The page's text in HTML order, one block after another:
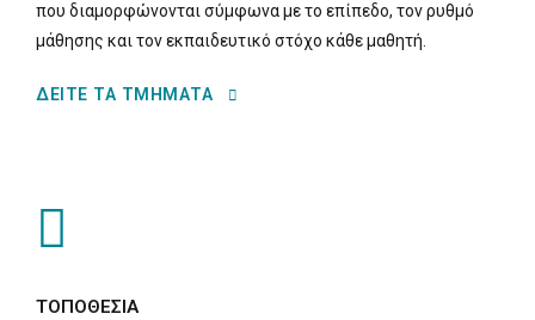
που διαμορφώνονται σύμφωνα με το επίπεδο, τον ρυθμό
μάθησης και τον εκπαιδευτικό στόχο κάθε μαθητή.
ΔΕΙΤΕ ΤΑ ΤΜΗΜΑΤΑ
ΤΟΠΟΘΕΣΙΑ